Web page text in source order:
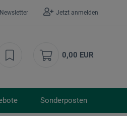
Newsletter Jetzt anmelden
0,00 EUR
Sonderposten